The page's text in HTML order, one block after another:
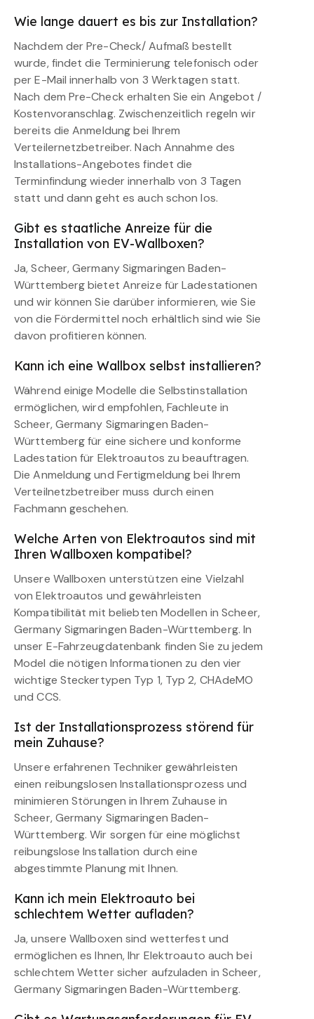
Wie lange dauert es bis zur Installation?
Nachdem der Pre-Check/ Aufmaß bestellt
wurde, findet die Terminierung telefonisch oder
per E-Mail innerhalb von 3 Werktagen statt.
Nach dem Pre-Check erhalten Sie ein Angebot /
Kostenvoranschlag. Zwischenzeitlich regeln wir
bereits die Anmeldung bei Ihrem
Verteilernetzbetreiber. Nach Annahme des
Installations-Angebotes findet die
Terminfindung wieder innerhalb von 3 Tagen
statt und dann geht es auch schon los.
Gibt es staatliche Anreize für die
Installation von EV-Wallboxen?
Ja, Scheer, Germany Sigmaringen Baden-
Württemberg bietet Anreize für Ladestationen
und wir können Sie darüber informieren, wie Sie
von die Fördermittel noch erhältlich sind wie Sie
davon profitieren können.
Kann ich eine Wallbox selbst installieren?
Während einige Modelle die Selbstinstallation
ermöglichen, wird empfohlen, Fachleute in
Scheer, Germany Sigmaringen Baden-
Württemberg für eine sichere und konforme
Ladestation für Elektroautos zu beauftragen.
Die Anmeldung und Fertigmeldung bei Ihrem
Verteilnetzbetreiber muss durch einen
Fachmann geschehen.
Welche Arten von Elektroautos sind mit
Ihren Wallboxen kompatibel?
Unsere Wallboxen unterstützen eine Vielzahl
von Elektroautos und gewährleisten
Kompatibilität mit beliebten Modellen in Scheer,
Germany Sigmaringen Baden-Württemberg. In
unser E-Fahrzeugdatenbank finden Sie zu jedem
Model die nötigen Informationen zu den vier
wichtige Steckertypen Typ 1, Typ 2, CHAdeMO
und CCS.
Ist der Installationsprozess störend für
mein Zuhause?
Unsere erfahrenen Techniker gewährleisten
einen reibungslosen Installationsprozess und
minimieren Störungen in Ihrem Zuhause in
Scheer, Germany Sigmaringen Baden-
Württemberg. Wir sorgen für eine möglichst
reibungslose Installation durch eine
abgestimmte Planung mit Ihnen.
Kann ich mein Elektroauto bei
schlechtem Wetter aufladen?
Ja, unsere Wallboxen sind wetterfest und
ermöglichen es Ihnen, Ihr Elektroauto auch bei
schlechtem Wetter sicher aufzuladen in Scheer,
Germany Sigmaringen Baden-Württemberg.